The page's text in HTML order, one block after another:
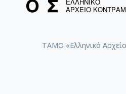
ΤΑΜΟ «Ελληνικό